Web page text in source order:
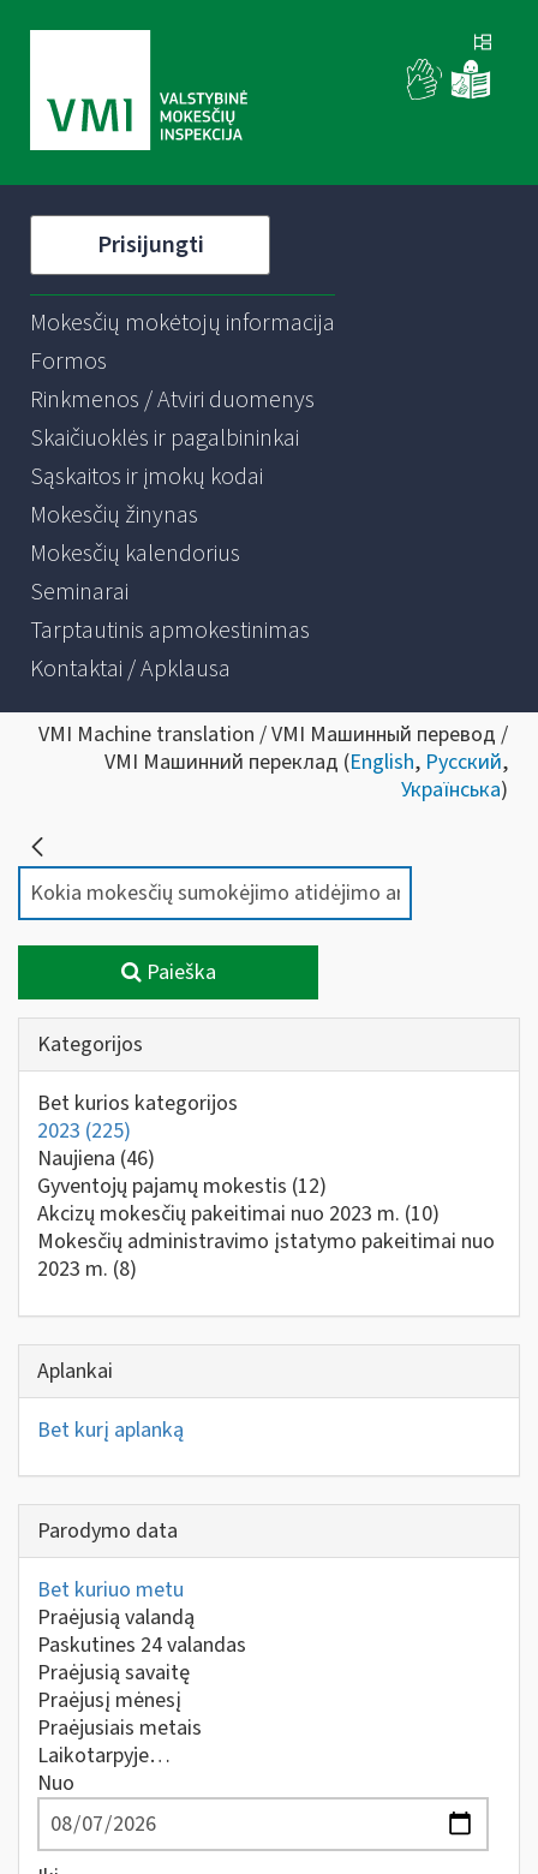
Prisijungti
Mokesčių mokėtojų informacija
Formos
Rinkmenos / Atviri duomenys
Skaičiuoklės ir pagalbininkai
Sąskaitos ir įmokų kodai
Mokesčių žinynas
Mokesčių kalendorius
Seminarai
Tarptautinis apmokestinimas
Kontaktai / Apklausa
VMI Machine translation / VMI Машинный перевод /
VMI Машинний переклад (English, Русский,
Українська)
Paieška
Kategorijos
Bet kurios kategorijos
2023 (225)
Naujiena (46)
Gyventojų pajamų mokestis (12)
Akcizų mokesčių pakeitimai nuo 2023 m. (10)
Mokesčių administravimo įstatymo pakeitimai nuo
2023 m. (8)
Aplankai
Bet kurį aplanką
Parodymo data
Bet kuriuo metu
Praėjusią valandą
Paskutines 24 valandas
Praėjusią savaitę
Praėjusį mėnesį
Praėjusiais metais
Laikotarpyje…
Nuo